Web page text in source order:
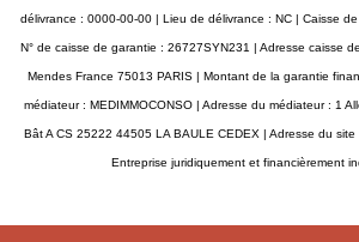
délivrance : 0000-00-00 | Lieu de délivrance : NC | Caisse
N° de caisse de garantie : 26727SYN231 | Adresse caisse
Mendes France 75013 PARIS | Montant de la garantie
médiateur : MEDIMMOCONSO | Adresse du médiateur : 1
Bât A CS 25222 44505 LA BAULE CEDEX | Adresse du site
Entreprise juridiquement et financièrement